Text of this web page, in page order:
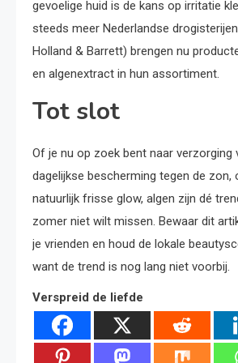
gevoelige huid is de kans op irritatie
steeds meer Nederlandse
Holland & Barrett) brengen nu
en algenextract in hun assortiment.
Tot slot
Of je nu op zoek bent naar verzorging
dagelijkse bescherming tegen de zon,
natuurlijk frisse glow, algen zijn dé
zomer niet wilt missen. Bewaar dit
je vrienden en houd de lokale
want de trend is nog lang niet voorbij.
Verspreid de liefde